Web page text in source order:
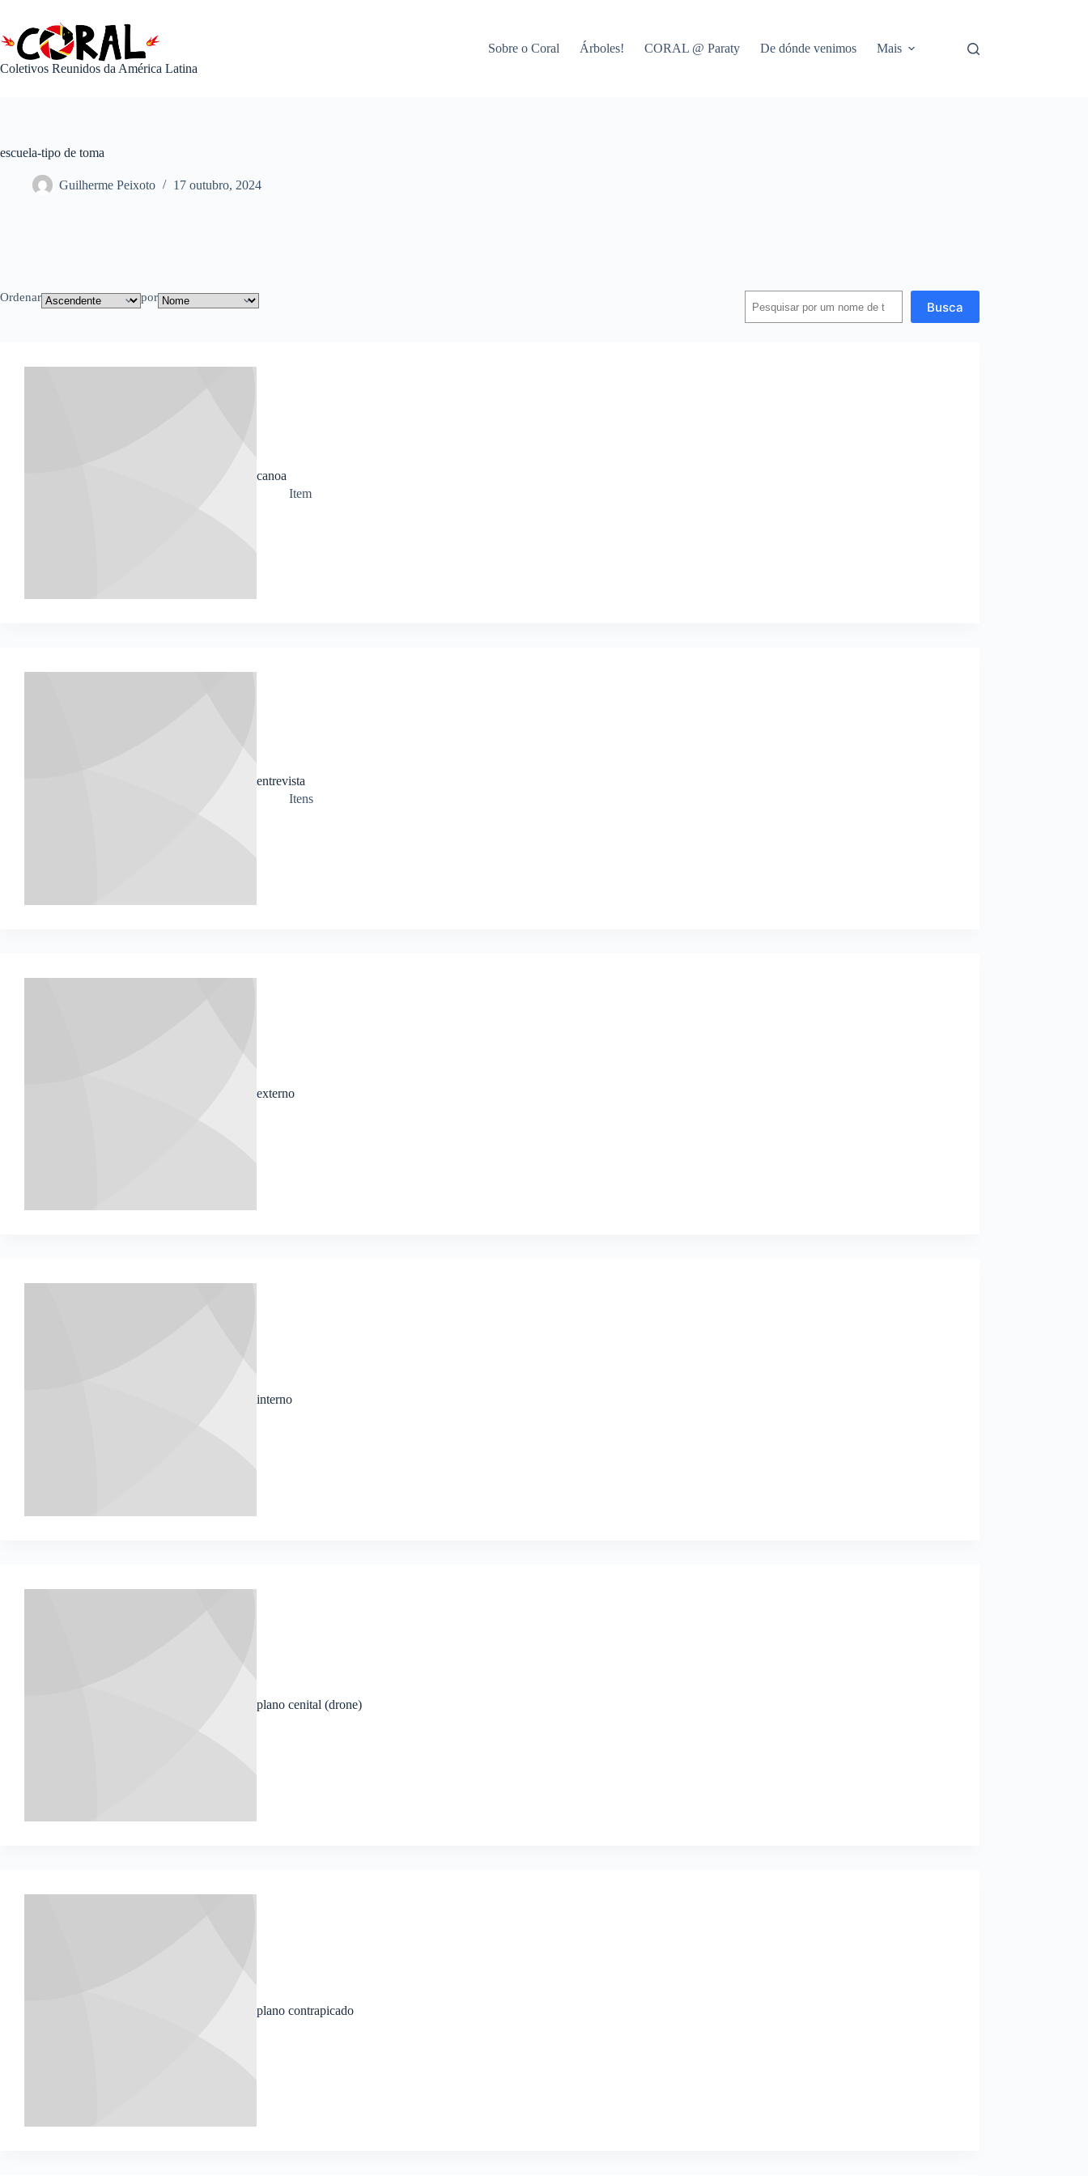
o
conteúdo
Coletivos Reunidos da América Latina
Sobre o Coral Árboles! CORAL @ Paraty De dónde venimos Mais
escuela-tipo de toma
Guilherme Peixoto 17 outubro, 2024
Ordenar por
Busca
canoa
Item
entrevista
Itens
externo
interno
plano cenital (drone)
plano contrapicado